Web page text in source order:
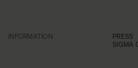
INFORMATION
PRESS
SIGMA